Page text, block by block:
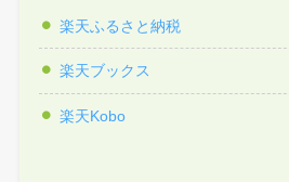
楽天ふるさと納税
楽天ブックス
楽天Kobo